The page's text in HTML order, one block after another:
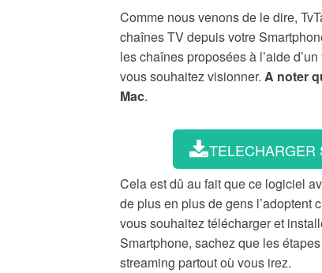
Comme nous venons de le dire,
chaînes TV depuis votre
les chaînes proposées à l’aide
vous souhaitez visionner. A noter
Mac.
TELECHARGER
Cela est dû au fait que ce logiciel
de plus en plus de gens l’adoptent
vous souhaitez télécharger et
Smartphone, sachez que les
streaming partout où vous irez.